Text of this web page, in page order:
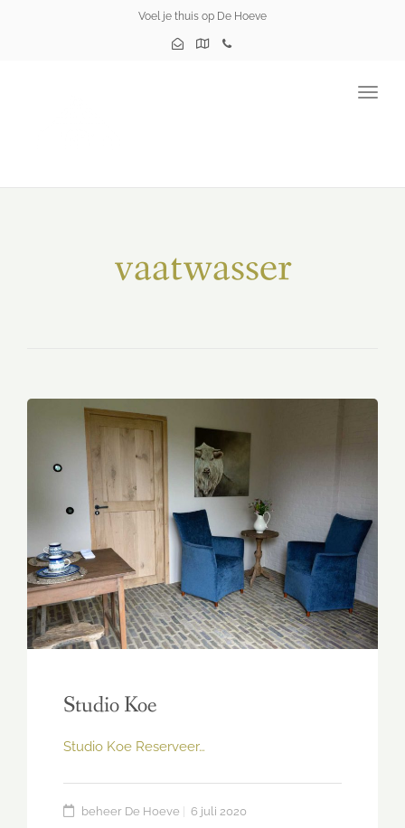
Voel je thuis op De Hoeve
vaatwasser
Studio Koe
Studio Koe Reserveer…
beheer De Hoeve 6 juli 2020